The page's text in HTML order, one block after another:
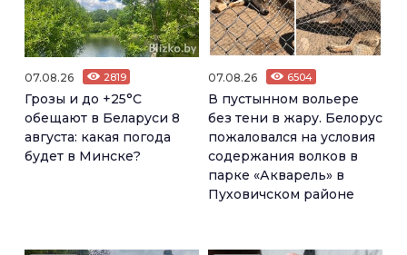
07.08.26 2819
Грозы и до +25°С
обещают в Беларуси 8
августа: какая погода
будет в Минске?
07.08.26 6504
В пустынном вольере
без тени в жару. Белорус
пожаловался на условия
содержания волков в
парке «Акварель» в
Пуховичском районе